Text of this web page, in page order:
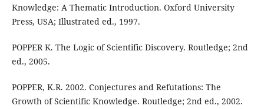
Knowledge: A Thematic Introduction. Oxford University
Press, USA; Illustrated ed., 1997.
POPPER K. The Logic of Scientific Discovery. Routledge; 2nd
ed., 2005.
POPPER, K.R. 2002. Conjectures and Refutations: The
Growth of Scientific Knowledge. Routledge; 2nd ed., 2002.